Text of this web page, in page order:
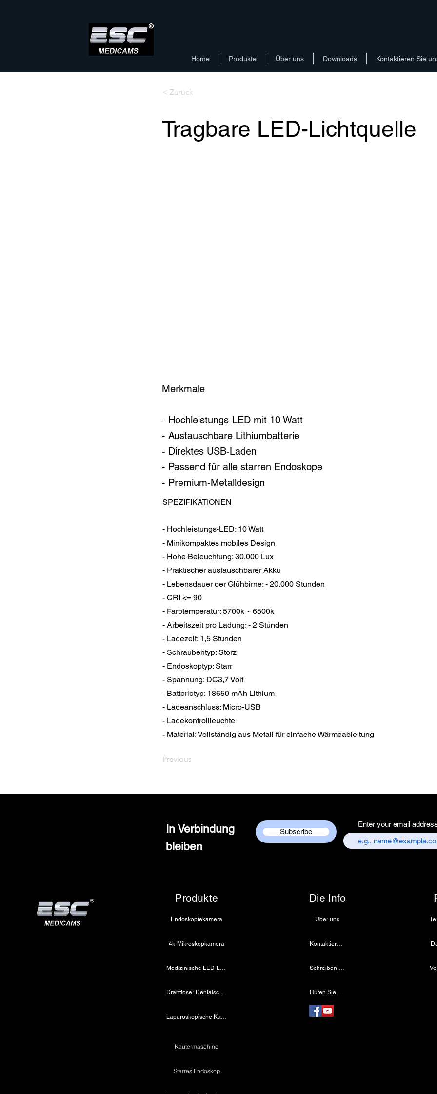
Home Produkte Über uns Downloads Kontaktieren Sie
< Zurück
Tragbare LED-Lichtquelle
Merkmale
- Hochleistungs-LED mit 10 Watt
- Austauschbare Lithiumbatterie
- Direktes USB-Laden
- Passend für alle starren Endoskope
- Premium-Metalldesign
SPEZIFIKATIONEN
- Hochleistungs-LED: 10 Watt
- Minikompaktes mobiles Design
- Hohe Beleuchtung: 30.000 Lux
- Praktischer austauschbarer Akku
- Lebensdauer der Glühbirne: - 20.000 Stunden
- CRI <= 90
- Farbtemperatur: 5700k ~ 6500k
- Arbeitszeit pro Ladung: - 2 Stunden
- Ladezeit: 1,5 Stunden
- Schraubentyp: Storz
- Endoskoptyp: Starr
- Spannung: DC3,7 Volt
- Batterietyp: 18650 mAh Lithium
- Ladeanschluss: Micro-USB
- Ladekontrollleuchte
- Material: Vollständig aus Metall für einfache Wärmeableitung
Previous
In Verbindung
bleiben
Subscribe
Enter your email address
Produkte
Endoskopiekamera
4k-Mikroskopkamera
Medizinische LED-Lichtquelle
Drahtloser Dentalscheinwerfer
Laparoskopische Kamera
Kautermaschine
Starres Endoskop
Die Info
Über uns
Kontaktiere uns
Schreiben Sie uns eine E-Mail
Rufen Sie uns an